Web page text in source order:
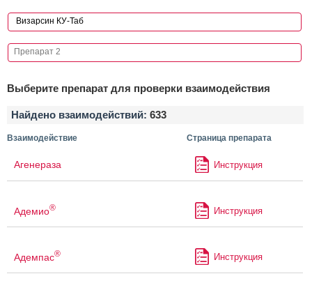
Выберите препарат для проверки взаимодействия
Найдено взаимодействий: 633
Взаимодействие Страница препарата
Агенераза Инструкция
Адемио® Инструкция
Адемпас® Инструкция